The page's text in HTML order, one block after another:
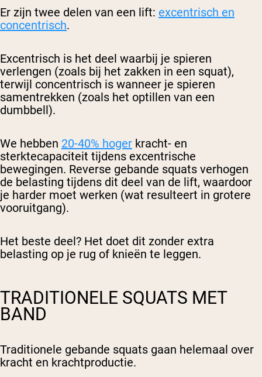
Er zijn twee delen van een lift: excentrisch en
concentrisch.
Excentrisch is het deel waarbij je spieren
verlengen (zoals bij het zakken in een squat),
terwijl concentrisch is wanneer je spieren
samentrekken (zoals het optillen van een
dumbbell).
We hebben 20-40% hoger kracht- en
sterktecapaciteit tijdens excentrische
bewegingen. Reverse gebande squats verhogen
de belasting tijdens dit deel van de lift, waardoor
je harder moet werken (wat resulteert in grotere
vooruitgang).
Het beste deel? Het doet dit zonder extra
belasting op je rug of knieën te leggen.
TRADITIONELE SQUATS MET
BAND
Traditionele gebande squats gaan helemaal over
kracht en krachtproductie.